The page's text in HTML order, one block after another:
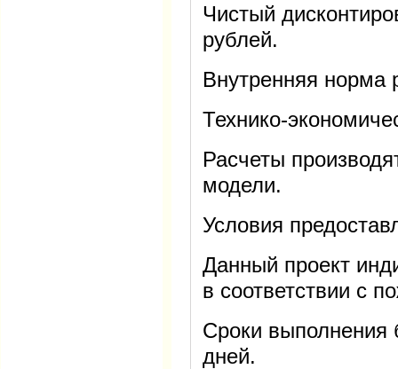
Чистый
рублей.
Внутренняя норма
Технико-
Расчеты
модели.
Условия
Данный проект
в соответствии с
Сроки выполнения
дней.